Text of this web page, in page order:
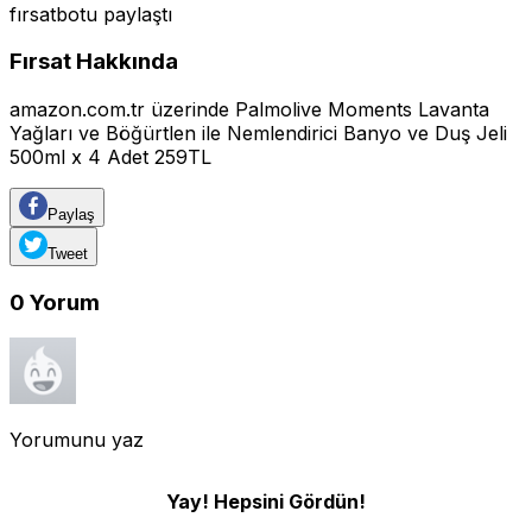
fırsatbotu paylaştı
Fırsat Hakkında
amazon.com.tr üzerinde Palmolive Moments Lavanta
Yağları ve Böğürtlen ile Nemlendirici Banyo ve Duş Jeli
500ml x 4 Adet 259TL
Paylaş
Tweet
0 Yorum
Yorumunu yaz
Yay! Hepsini Gördün!